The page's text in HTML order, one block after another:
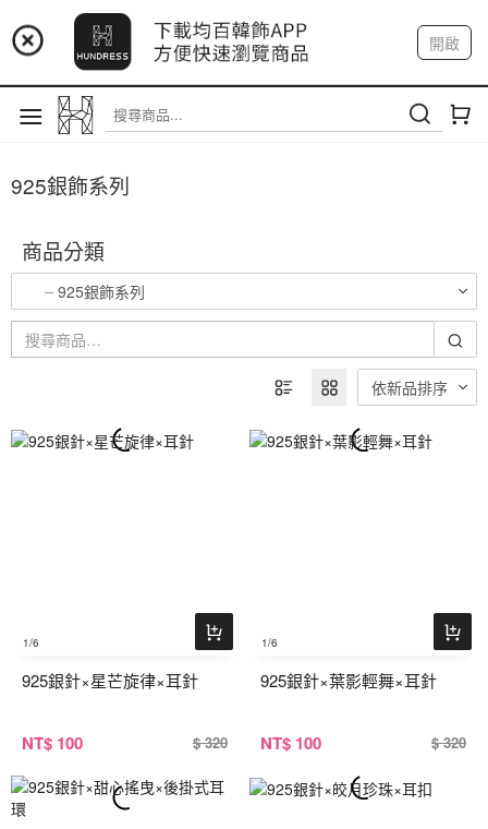
📢 市集預告：9/4-9/6 淡水捷運站
📢 市集預告：9/12-9/13 八里海巡基地
📢 市集預告：8/22-8/23 桃園青埔置地廣場
開啟
註冊 我的帳戶
925銀飾系列
商品分類
925銀飾系列
依新品排序
1/6
925銀針×星芒旋律×耳針
NT$ 100 $ 320
1/6
925銀針×葉影輕舞×耳針
NT$ 100 $ 320